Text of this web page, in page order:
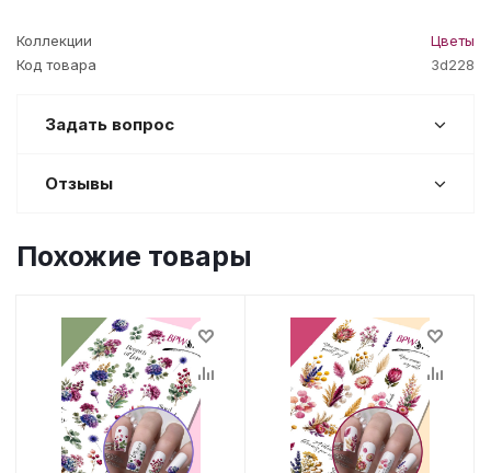
Коллекции
Цветы
Код товара
3d228
Задать вопрос
Отзывы
Похожие товары